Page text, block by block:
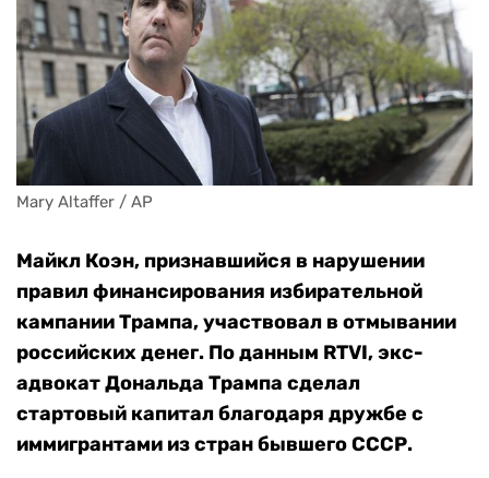
Mary Altaffer / AP
Майкл Коэн, признавшийся в нарушении
правил финансирования избирательной
кампании Трампа, участвовал в отмывании
российских денег. По данным RTVI, экс-
адвокат Дональда Трампа сделал
стартовый капитал благодаря дружбе с
иммигрантами из стран бывшего СССР.